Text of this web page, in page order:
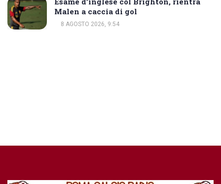
Malen a caccia di gol
8 AGOSTO 2026, 9:54